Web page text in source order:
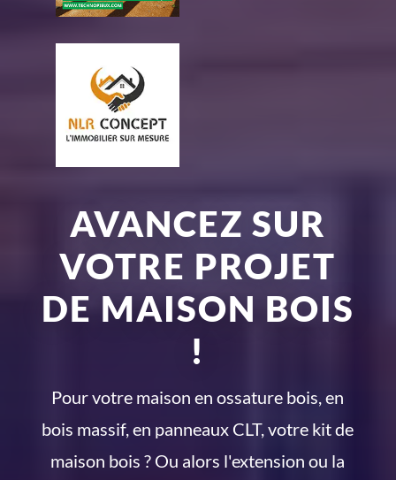
AVANCEZ SUR
VOTRE PROJET
DE MAISON BOIS
!
Pour votre maison en ossature bois, en
bois massif, en panneaux CLT, votre kit de
maison bois ? Ou alors l'extension ou la